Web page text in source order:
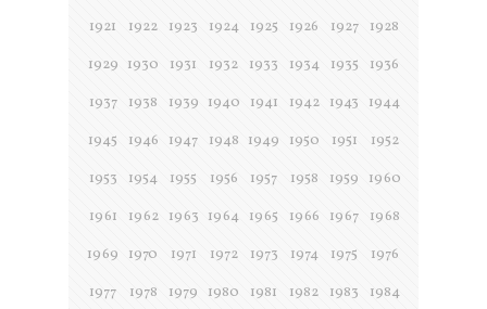
1921
1922 1923 1924 1925 1926 1927
1928
1929 1930 1931 1932 1933 1934 1935
1936
1937
1938 1939 1940 1941 1942 1943
1944
1945
1946 1947 1948 1949 1950 1951
1952
1953
1954 1955 1956 1957 1958 1959
1960
1961
1962 1963 1964 1965 1966 1967
1968
1969
1970 1971 1972 1973 1974 1975
1976
1977
1978 1979 1980 1981 1982 1983
1984